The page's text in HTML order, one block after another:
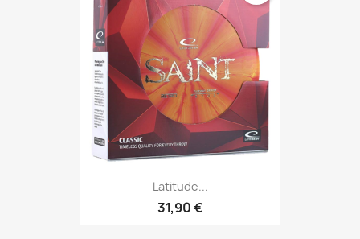
Latitude...
31,90 €